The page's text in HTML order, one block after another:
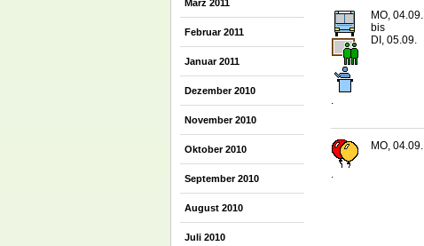
März 2011
Februar 2011
Januar 2011
Dezember 2010
November 2010
Oktober 2010
September 2010
August 2010
Juli 2010
MO, 04.09.
bis
DI, 05.09.
.
MO, 04.09.